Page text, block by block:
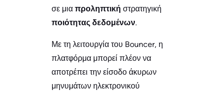
σε μια προληπτική στρατηγική
ποιότητας δεδομένων.
Με τη λειτουργία του Bouncer, η
πλατφόρμα μπορεί πλέον να
αποτρέπει την είσοδο άκυρων
μηνυμάτων ηλεκτρονικού